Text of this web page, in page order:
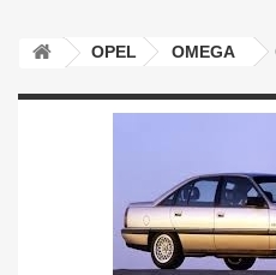
OPEL OMEGA